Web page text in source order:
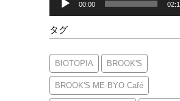
00:00
タグ
BIOTOPIA BROOK'S
BROOK'S ME-BYO Café